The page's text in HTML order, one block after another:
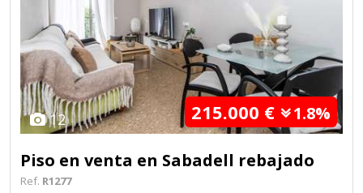
12 215.000 € 1.8%
Piso en venta en Sabadell rebajado
Ref. R1277